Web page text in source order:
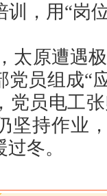
训，用“岗
太原遭遇
党员组成“
党员电工
坚持作业
冬。